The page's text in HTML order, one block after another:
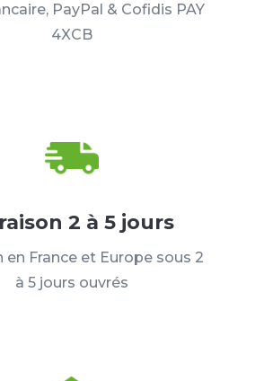
PayPal & Cofidis PAY
4XCB
2 à 5 jours
en France et Europe sous 2
à 5 jours ouvrés